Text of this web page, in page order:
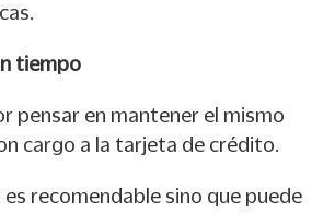
tiempo
pensar en mantener el mismo
cargo a la tarjeta de crédito.
recomendable sino que puede